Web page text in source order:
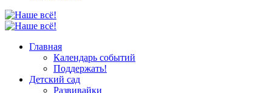
Главная
Календарь событий
Поддержать!
Детский сад
Развивайки